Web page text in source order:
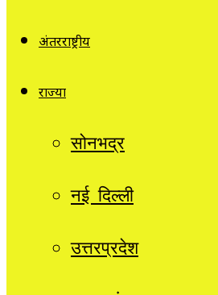
अंतरराष्ट्रीय
राज्यों
सोनभद्र
नई दिल्ली
उत्तरप्रदेश